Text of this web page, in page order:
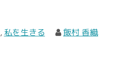
, 私を生きる 飯村 香織